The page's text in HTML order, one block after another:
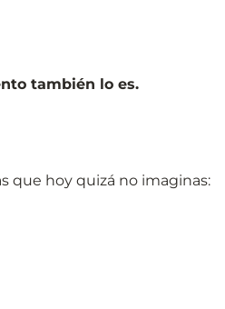
también lo es.
que hoy quizá no imaginas: